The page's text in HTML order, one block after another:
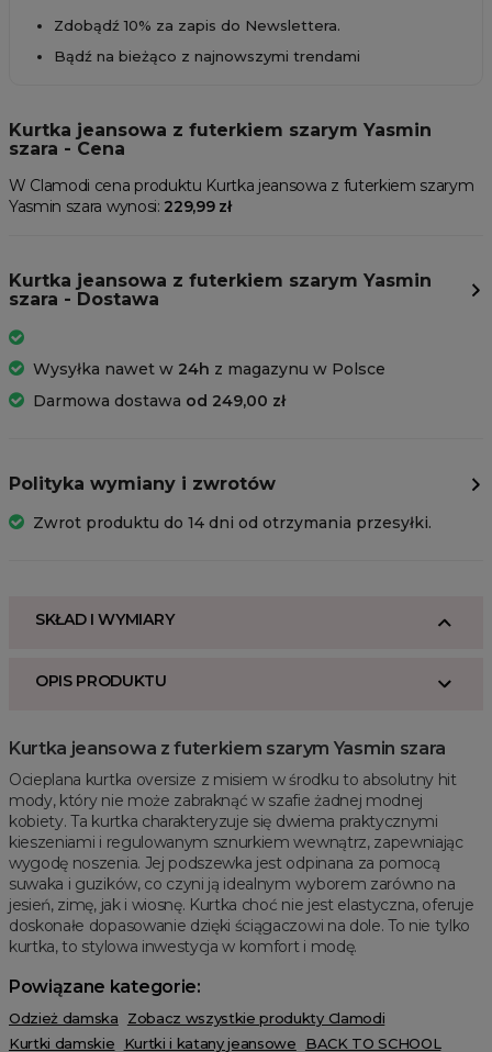
Zdobądź 10% za zapis do Newslettera.
Bądź na bieżąco z najnowszymi trendami
Kurtka jeansowa z futerkiem szarym Yasmin
szara - Cena
W Clamodi cena produktu Kurtka jeansowa z futerkiem szarym
Yasmin szara wynosi: 229,99 zł
Kurtka jeansowa z futerkiem szarym Yasmin
szara - Dostawa
Wysyłka nawet w 24h z magazynu w Polsce
Darmowa dostawa od 249,00 zł
Polityka wymiany i zwrotów
Zwrot produktu do 14 dni od otrzymania przesyłki.
SKŁAD I WYMIARY
OPIS PRODUKTU
Kurtka jeansowa z futerkiem szarym Yasmin szara
Ocieplana kurtka oversize z misiem w środku to absolutny hit
mody, który nie może zabraknąć w szafie żadnej modnej
kobiety. Ta kurtka charakteryzuje się dwiema praktycznymi
kieszeniami i regulowanym sznurkiem wewnątrz, zapewniając
wygodę noszenia. Jej podszewka jest odpinana za pomocą
suwaka i guzików, co czyni ją idealnym wyborem zarówno na
jesień, zimę, jak i wiosnę. Kurtka choć nie jest elastyczna, oferuje
doskonałe dopasowanie dzięki ściągaczowi na dole. To nie tylko
kurtka, to stylowa inwestycja w komfort i modę.
Powiązane kategorie:
Odzież damska
Zobacz wszystkie produkty Clamodi
Kurtki damskie
Kurtki i katany jeansowe BACK TO SCHOOL